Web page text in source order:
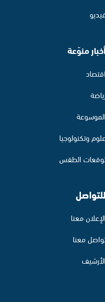
منوّعة
اقتصاد
الموسوعة
وتكنولوجيا
الطقس
للتواصل
الإعلان معنا
معنا
الأرشيف